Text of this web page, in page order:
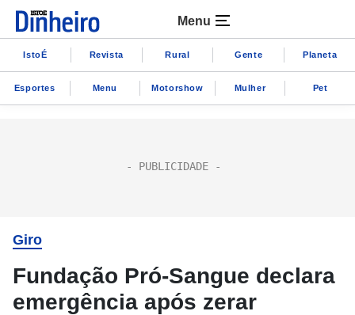
Menu
IstoÉ Revista Rural Gente Planeta
Esportes Menu Motorshow Mulher Pet
Giro
Fundação Pró-Sangue declara
emergência após zerar